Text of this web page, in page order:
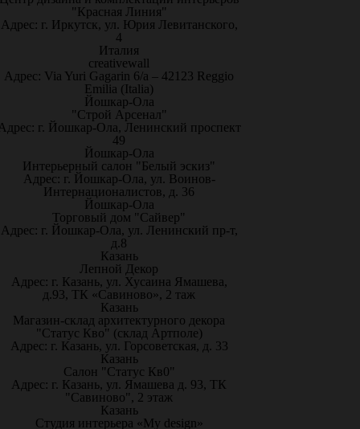
"Красная Линия"
Адрес: г. Иркутск, ул. Юрия Левитанского,
4
Италия
creativewall
Адрес: Via Yuri Gagarin 6/a – 42123 Reggio
Emilia (Italia)
Йошкар-Ола
"Строй Арсенал"
г. Йошкар-Ола, Ленинский проспект
49
Йошкар-Ола
Интерьерный салон "Белый эскиз"
Адрес: г. Йошкар-Ола, ул. Воинов-
Интернационалистов, д. 36
Йошкар-Ола
Торговый дом "Сайвер"
Адрес: г. Йошкар-Ола, ул. Ленинский пр-т,
д.8
Казань
Лепной Декор
Адрес: г. Казань, ул. Хусаина Ямашева,
д.93, ТК «Савиново», 2 таж
Казань
Магазин-склад архитектурного декора
"Статус Кво" (склад Артполе)
Адрес: г. Казань, ул. Горсоветская, д. 33
Казань
Салон "Статус Кв0"
Адрес: г. Казань, ул. Ямашева д. 93, ТК
"Савиново", 2 этаж
Казань
Студия интерьера «My design»